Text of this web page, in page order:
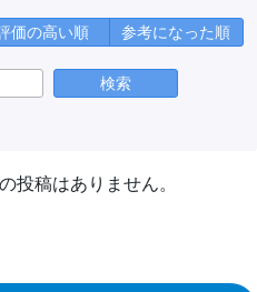
価の高い順 参考になった順
検索
投稿はありません。